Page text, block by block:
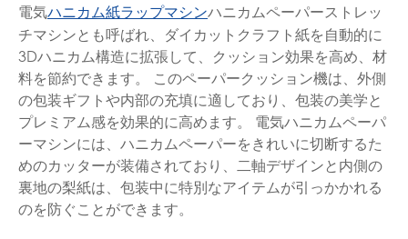
電気ハニカム紙ラップマシンハニカムペーパーストレッ
チマシンとも呼ばれ、ダイカットクラフト紙を自動的に
3Dハニカム構造に拡張して、クッション効果を高め、材
料を節約できます。 このペーパークッション機は、外側
の包装ギフトや内部の充填に適しており、包装の美学と
プレミアム感を効果的に高めます。 電気ハニカムペーパ
ーマシンには、ハニカムペーパーをきれいに切断するた
めのカッターが装備されており、二軸デザインと内側の
裏地の梨紙は、包装中に特別なアイテムが引っかかれる
のを防ぐことができます。